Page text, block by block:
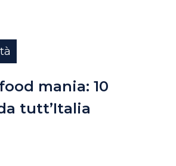
mania: 10
tutt’Italia